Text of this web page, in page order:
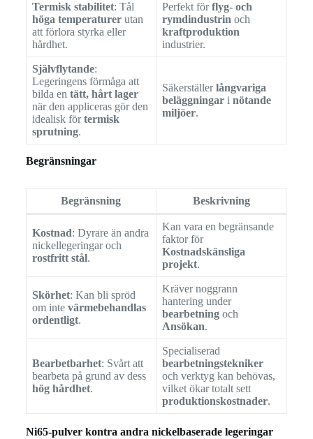
Termisk stabilitet: Tål
höga temperaturerutan
att förlora styrka eller
hårdhet.
Perfekt förflyg- och
rymdindustrinoch
kraftproduktion
industrier.
Självflytande:
Legeringens förmåga att
bilda en tätt, hårt lager
när den appliceras gör den
idealisk förtermisk
sprutning.
Säkerställerlångvariga
beläggningari nötande
miljöer.
Begränsningar
Begränsning Beskrivning
Kostnad: Dyrare än andra
nickellegeringar och
rostfritt stål.
Kan vara en begränsande
faktor för
Kostnadskänsliga
projekt.
Skörhet: Kan bli spröd
om inte värmebehandlas
ordentligt.
Kräver noggrann
hantering under
bearbetningoch
Ansökan.
Bearbetbarhet: Svårt att
bearbeta på grund av dess
hög hårdhet.
Specialiserad
bearbetningstekniker
och verktyg kan behövas,
vilket ökar totalt sett
produktionskostnader.
Ni65-pulver kontra andra nickelbaserade legeringar